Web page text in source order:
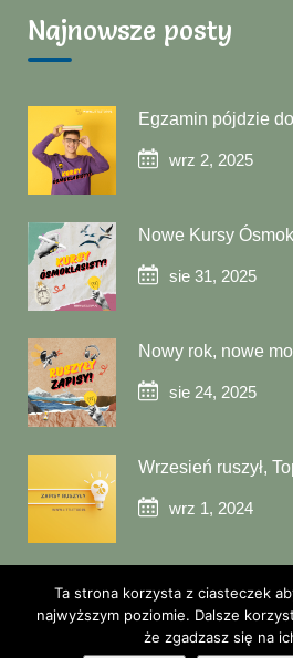
Najnowsze posty
Egzamin pójdzie
wrz 2, 2025
Nowe Kursy
sie 31, 2025
Nowy rok, nowe
sie 24, 2025
Wrzesień ruszył,
wrz 1, 2024
Ta strona korzysta z ciasteczek
najwyższym poziomie. Dalsze
że zgadzasz się na